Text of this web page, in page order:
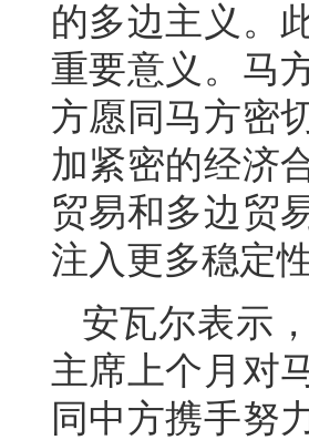
的多边主义。
重要意义。马
方愿同马方密
加紧密的经济
贸易和多边贸
注入更多稳定
安瓦尔表示
主席上个月对
同中方携手努